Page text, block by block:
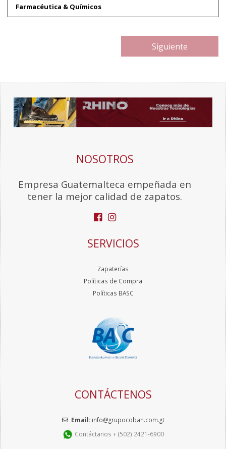
Farmacéutica & Químicos
Siguiente
NOSOTROS
Empresa Guatemalteca empeñada en
tener la mejor calidad de zapatos.
SERVICIOS
Zapaterías
Políticas de Compra
Políticas BASC
CONTÁCTENOS
Email: info@grupocoban.com.gt
Contáctanos + (502) 2421-6900